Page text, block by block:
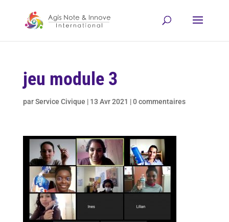
jeu module 3
parService Civique | 13 Avr 2021 |0 commentaires